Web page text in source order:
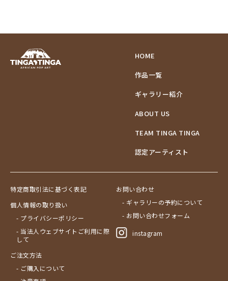
HOME
作品一覧
ギャラリー紹介
ABOUT US
TEAM TINGA TINGA
認定アーティスト
特定商取引法に基づく表記
個人情報の取り扱い
- プライバシーポリシー
- 当法人ウェブサイトご利用に際
して
ご注文方法
- ご購入について
お問い合わせ
- ギャラリーの予約について
- お問い合わせフォーム
instagram